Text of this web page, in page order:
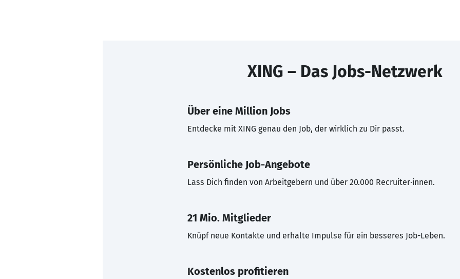
XING – Das Jobs-Netzwerk
Über eine Million Jobs
Entdecke mit XING genau den Job, der wirklich zu Dir passt.
Persönliche Job-Angebote
Lass Dich finden von Arbeitgebern und über 20.000 Recruiter·innen.
21 Mio. Mitglieder
Knüpf neue Kontakte und erhalte Impulse für ein besseres Job-Leben.
Kostenlos profitieren